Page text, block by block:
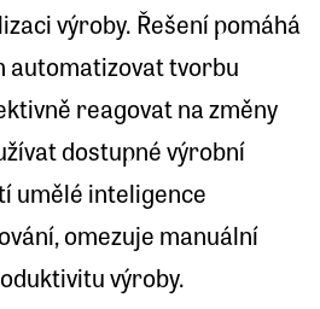
výroby. Řešení pomáhá
automatizovat tvorbu
reagovat na změny
dostupné výrobní
umělé inteligence
omezuje manuální
výroby.